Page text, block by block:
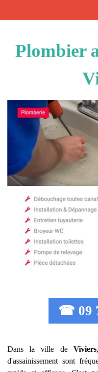
Plombier
☎ 09
Dans la ville de Viviers
d'assainissement sont